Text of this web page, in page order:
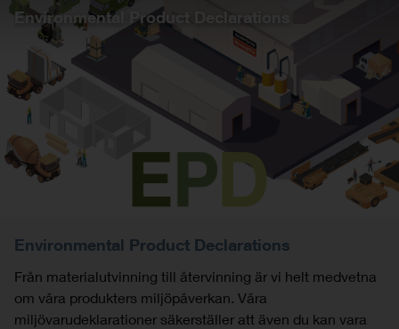
Environmental Product Declarations
Environmental Product Declarations
Från materialutvinning till återvinning är vi helt medvetna
om våra produkters miljöpåverkan. Våra
miljövarudeklarationer säkerställer att även du kan vara